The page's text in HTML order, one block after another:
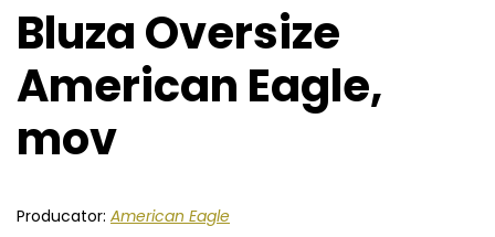
Bluza Oversize
American Eagle,
mov
Producator: American Eagle